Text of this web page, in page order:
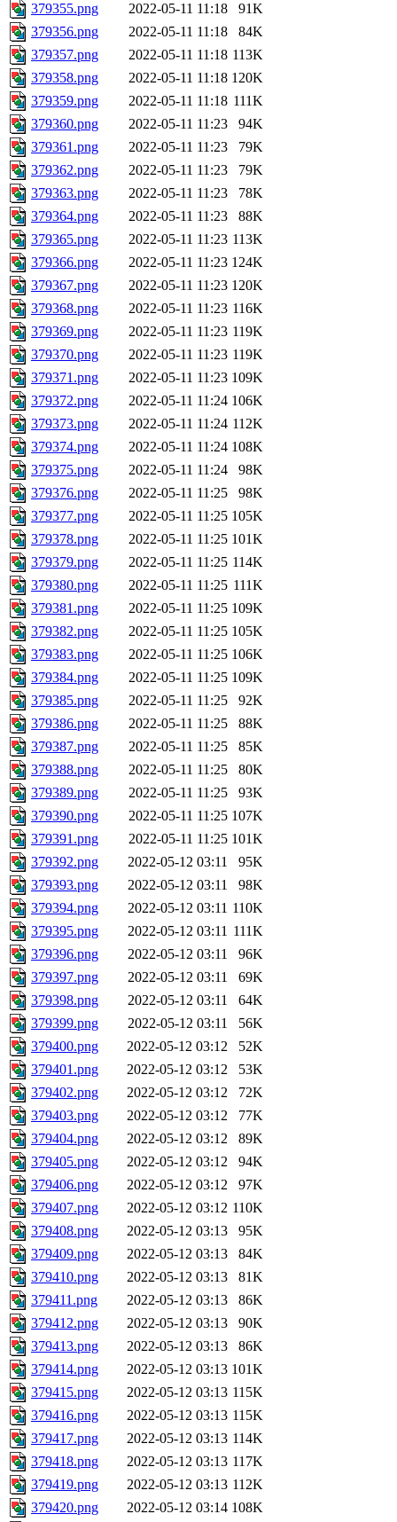
379355.png 2022-05-11 11:18
91K
379356.png
2022-05-11 11:18
84K
379357.png
2022-05-11 11:18 113K
379358.png
2022-05-11 11:18 120K
379359.png
2022-05-11 11:18 111K
379360.png
2022-05-11 11:23
94K
379361.png
2022-05-11 11:23
79K
379362.png
2022-05-11 11:23
79K
379363.png
2022-05-11 11:23
78K
379364.png
2022-05-11 11:23
88K
379365.png
2022-05-11 11:23 113K
379366.png
2022-05-11 11:23 124K
379367.png
2022-05-11 11:23 120K
379368.png
2022-05-11 11:23 116K
379369.png
2022-05-11 11:23 119K
379370.png
2022-05-11 11:23 119K
379371.png
2022-05-11 11:23 109K
379372.png
2022-05-11 11:24 106K
379373.png
2022-05-11 11:24 112K
379374.png
2022-05-11 11:24 108K
379375.png
2022-05-11 11:24
98K
379376.png
2022-05-11 11:25
98K
379377.png
2022-05-11 11:25 105K
379378.png
2022-05-11 11:25 101K
379379.png
2022-05-11 11:25 114K
379380.png
2022-05-11 11:25 111K
379381.png
2022-05-11 11:25 109K
379382.png
2022-05-11 11:25 105K
379383.png
2022-05-11 11:25 106K
379384.png
2022-05-11 11:25 109K
379385.png
2022-05-11 11:25
92K
379386.png
2022-05-11 11:25
88K
379387.png
2022-05-11 11:25
85K
379388.png
2022-05-11 11:25
80K
379389.png
2022-05-11 11:25
93K
379390.png
2022-05-11 11:25 107K
379391.png
2022-05-11 11:25 101K
379392.png
2022-05-12 03:11
95K
379393.png
2022-05-12 03:11
98K
379394.png
2022-05-12 03:11 110K
379395.png
2022-05-12 03:11 111K
379396.png
2022-05-12 03:11
96K
379397.png
2022-05-12 03:11
69K
379398.png
2022-05-12 03:11
64K
379399.png
2022-05-12 03:11
56K
379400.png
2022-05-12 03:12
52K
379401.png
2022-05-12 03:12
53K
379402.png
2022-05-12 03:12
72K
379403.png
2022-05-12 03:12
77K
379404.png
2022-05-12 03:12
89K
379405.png
2022-05-12 03:12
94K
379406.png
2022-05-12 03:12
97K
379407.png
2022-05-12 03:12 110K
379408.png
2022-05-12 03:13
95K
379409.png
2022-05-12 03:13
84K
379410.png
2022-05-12 03:13
81K
379411.png
2022-05-12 03:13
86K
379412.png
2022-05-12 03:13
90K
379413.png
2022-05-12 03:13
86K
379414.png
2022-05-12 03:13 101K
379415.png
2022-05-12 03:13 115K
379416.png
2022-05-12 03:13 115K
379417.png
2022-05-12 03:13 114K
379418.png
2022-05-12 03:13 117K
379419.png
2022-05-12 03:13 112K
379420.png
2022-05-12 03:14 108K